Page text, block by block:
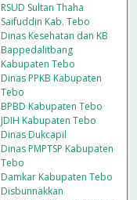
RSUD Sultan Thaha
Saifuddin Kab. Tebo
Dinas Kesehatan dan KB
Bappedalitbang
Kabupaten Tebo
Dinas PPKB Kabupaten
Tebo
BPBD Kabupaten Tebo
JDIH Kabupaten Tebo
Dinas Dukcapil
Dinas PMPTSP Kabupaten
Tebo
Damkar Kabupaten Tebo
Disbunnakkan